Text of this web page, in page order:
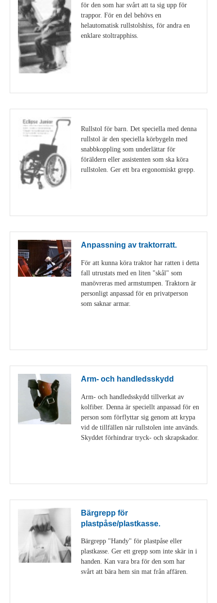
för den som har svårt att ta sig upp för
trappor. För en del behövs en
helautomatisk rullstolshiss, för andra en
enklare stoltrapphiss.
Rullstol för barn. Det speciella med denna
rullstol är den speciella körbygeln med
snabbkoppling som underlättar för
föräldern eller assistenten som ska köra
rullstolen. Ger ett bra ergonomiskt grepp.
Anpassning av traktorratt.
För att kunna köra traktor har ratten i detta
fall utrustats med en liten "skål" som
manövreras med armstumpen. Traktorn är
personligt anpassad för en privatperson
som saknar armar.
Arm- och handledsskydd
Arm- och handledsskydd tillverkat av
kolfiber. Denna är speciellt anpassad för en
person som förflyttar sig genom att krypa
vid de tillfällen när rullstolen inte används.
Skyddet förhindrar tryck- och skrapskador.
Bärgrepp för
plastpåse/plastkasse.
Bärgrepp "Handy" för plastpåse eller
plastkasse. Ger ett grepp som inte skär in i
handen. Kan vara bra för den som har
svårt att bära hem sin mat från affären.